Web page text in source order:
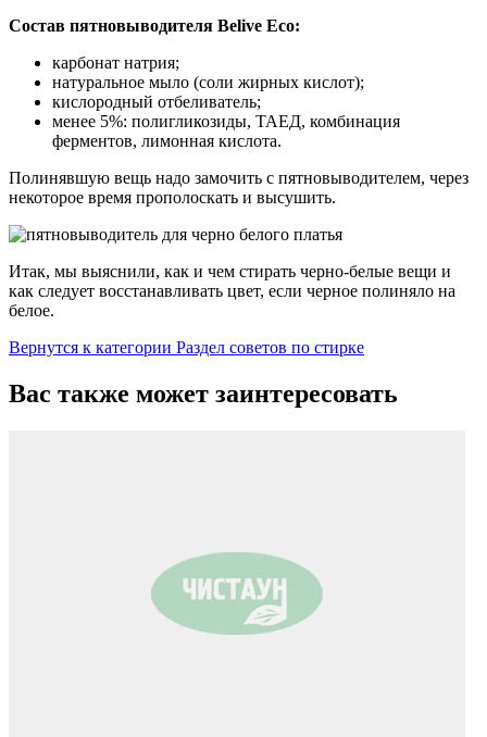
Состав пятновыводителя Belive Eco:
карбонат натрия;
натуральное мыло (соли жирных кислот);
кислородный отбеливатель;
менее 5%: полигликозиды, ТАЕД, комбинация
ферментов, лимонная кислота.
Полинявшую вещь надо замочить с пятновыводителем, через
некоторое время прополоскать и высушить.
Итак, мы выяснили, как и чем стирать черно-белые вещи и
как следует восстанавливать цвет, если черное полиняло на
белое.
Вернутся к категории Раздел советов по стирке
Вас также может заинтересовать